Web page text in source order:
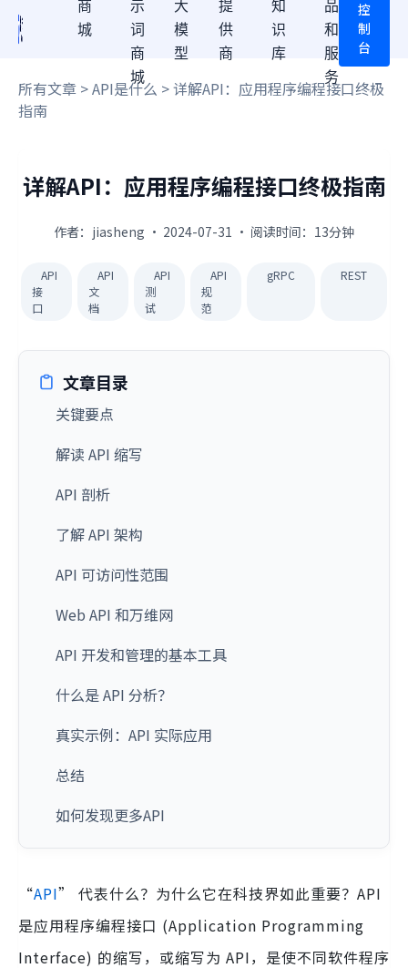
商
城
示
词
商
城
大
模
型
提
供
商
知
识
库
品
和
服
务
控
制
台
所有文章 >API是什么 > 详解API：应用程序编程接口终极
指南
详解API：应用程序编程接口终极指南
作者：jiasheng · 2024-07-31 · 阅读时间：13分钟
API
接
口
API
文
档
API
测
试
API
规
范
gRPC REST
文章目录
关键要点
解读 API 缩写
API 剖析
了解 API 架构
API 可访问性范围
Web API 和万维网
API 开发和管理的基本工具
什么是 API 分析？
真实示例：API 实际应用
总结
如何发现更多API
“API” 代表什么？为什么它在科技界如此重要？API
是应用程序编程接口 (Application Programming
Interface) 的缩写，或缩写为 API，是使不同软件程序